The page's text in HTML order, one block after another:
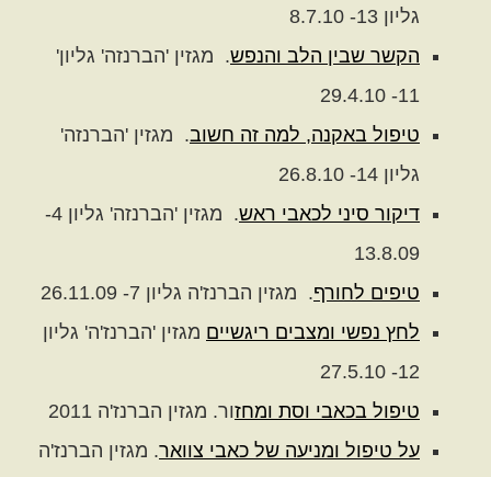
גליון 13- 8.7.10
הקשר שבין הלב והנפש. מגזין 'הברנזה' גליון'
11- 29.4.10
טיפול באקנה, למה זה חשוב. מגזין 'הברנזה'
גליון 14- 26.8.10
דיקור סיני לכאבי ראש
. מגזין 'הברנזה' גליון 4-
13.8.09
טיפים לחורף. מגזין הברנז'ה גליון 7- 26.11.09
לחץ נפשי ומצבים ריגשיים מגזין 'הברנז'ה' גליון
12- 27.5.10
טיפול בכאבי וסת ומחזור. מגזין הברנז'ה 2011
על טיפול ומניעה של כאבי צוואר. מגזין הברנז'ה